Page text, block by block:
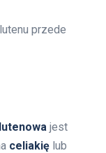
przede
jest
celiakię lub